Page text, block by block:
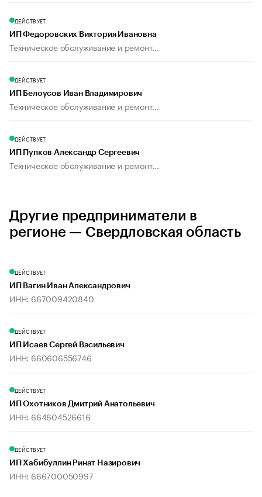
ДЕЙСТВУЕТ
ИП Федоровских Виктория Ивановна
Техническое обслуживание и ремонт...
ДЕЙСТВУЕТ
ИП Белоусов Иван Владимирович
Техническое обслуживание и ремонт...
ДЕЙСТВУЕТ
ИП Пупков Александр Сергеевич
Техническое обслуживание и ремонт...
Другие предприниматели в
регионе — Свердловская область
ДЕЙСТВУЕТ
ИП Вагин Иван Александрович
ИНН: 667009420840
ДЕЙСТВУЕТ
ИП Исаев Сергей Васильевич
ИНН: 660606556746
ДЕЙСТВУЕТ
ИП Охотников Дмитрий Анатольевич
ИНН: 664604526616
ДЕЙСТВУЕТ
ИП Хабибуллин Ринат Назирович
ИНН: 666700050997